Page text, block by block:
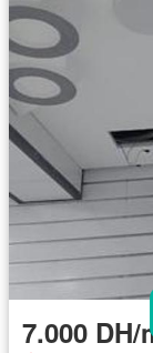
7.000